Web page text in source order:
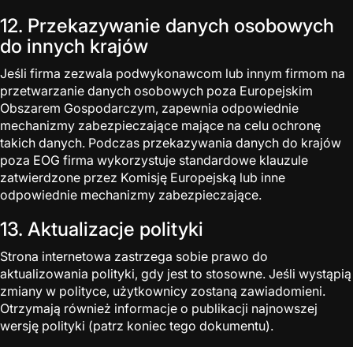
12. Przekazywanie danych osobowych
do innych krajów
Jeśli firma zezwala podwykonawcom lub innym firmom na
przetwarzanie danych osobowych poza Europejskim
Obszarem Gospodarczym, zapewnia odpowiednie
mechanizmy zabezpieczające mające na celu ochronę
takich danych. Podczas przekazywania danych do krajów
poza EOG firma wykorzystuje standardowe klauzule
zatwierdzone przez Komisję Europejską lub inne
odpowiednie mechanizmy zabezpieczające.
13. Aktualizacje polityki
Strona internetowa zastrzega sobie prawo do
aktualizowania polityki, gdy jest to stosowne. Jeśli wystąpią
zmiany w polityce, użytkownicy zostaną zawiadomieni.
Otrzymają również informacje o publikacji najnowszej
wersję polityki (patrz koniec tego dokumentu).